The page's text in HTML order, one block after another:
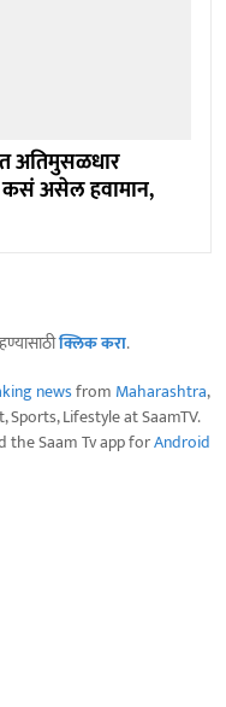
अतिमुसळधार
कसं असेल हवामान,
क्लिक करा.
newsfrom Maharashtra,
Sports, Lifestyle at SaamTV.
the Saam Tv app forAndroid